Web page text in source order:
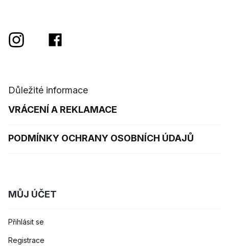
Důležité informace
VRÁCENÍ A REKLAMACE
PODMÍNKY OCHRANY OSOBNÍCH ÚDAJŮ
MŮJ ÚČET
Přihlásit se
Registrace